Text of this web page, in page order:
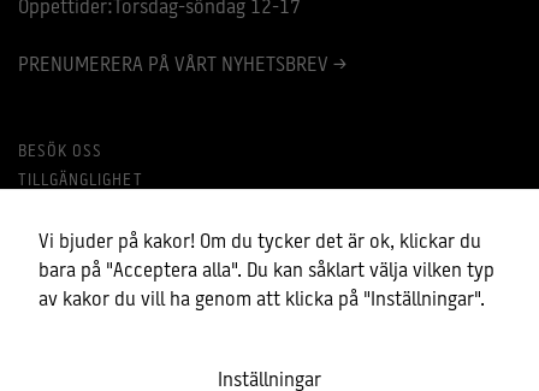
Öppettider:Torsdag-söndag 12-17
PRENUMERERA PÅ VÅRT NYHETSBREV >
BESÖK OSS
TILLGÄNGLIGHET
BEHANDLING AV PERSONUPPGIFTER
Vi bjuder på kakor! Om du tycker det är ok, klickar du
bara på "Acceptera alla". Du kan såklart välja vilken typ
av kakor du vill ha genom att klicka på "Inställningar".
Inställningar